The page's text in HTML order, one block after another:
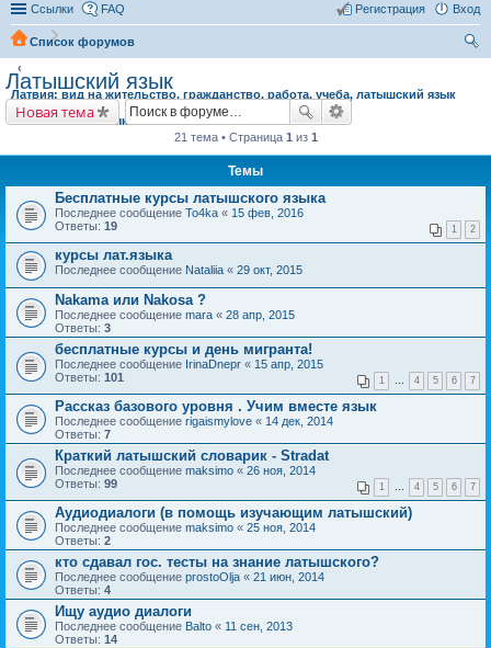
Ссылки FAQ Вход
Регистрация
Список форумов
Латвия: вид на жительство, гражданство, работа, учеба, латышский язык
Латышский язык
Латышский язык
Новая тема
21 тема • Страница 1 из 1
Темы
Бесплатные курсы латышского языка
Последнее сообщение To4ka « 15 фев, 2016
Ответы: 19 1 2
курсы лат.языка
Последнее сообщение Nataliia « 29 окт, 2015
Nakama или Nakosa ?
Последнее сообщение mara « 28 апр, 2015
Ответы: 3
бесплатные курсы и день мигранта!
Последнее сообщение IrinaDnepr « 15 апр, 2015
Ответы: 101 1 … 4 5 6 7
Рассказ базового уровня . Учим вместе язык
Последнее сообщение rigaismylove « 14 дек, 2014
Ответы: 7
Краткий латышский словарик - Stradat
Последнее сообщение maksimo « 26 ноя, 2014
Ответы: 99 1 … 4 5 6 7
Аудиодиалоги (в помощь изучающим латышский)
Последнее сообщение maksimo « 25 ноя, 2014
Ответы: 2
кто сдавал гос. тесты на знание латышского?
Последнее сообщение prostoOlja « 21 июн, 2014
Ответы: 4
Ищу аудио диалоги
Последнее сообщение Balto « 11 сен, 2013
Ответы: 14